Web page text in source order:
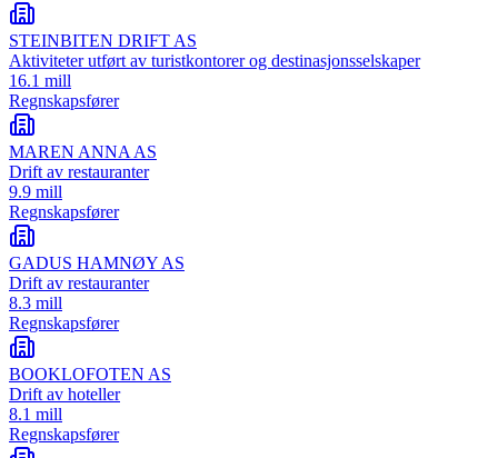
STEINBITEN DRIFT AS
Aktiviteter utført av turistkontorer og destinasjonsselskaper
16.1 mill
Regnskapsfører
MAREN ANNA AS
Drift av restauranter
9.9 mill
Regnskapsfører
GADUS HAMNØY AS
Drift av restauranter
8.3 mill
Regnskapsfører
BOOKLOFOTEN AS
Drift av hoteller
8.1 mill
Regnskapsfører